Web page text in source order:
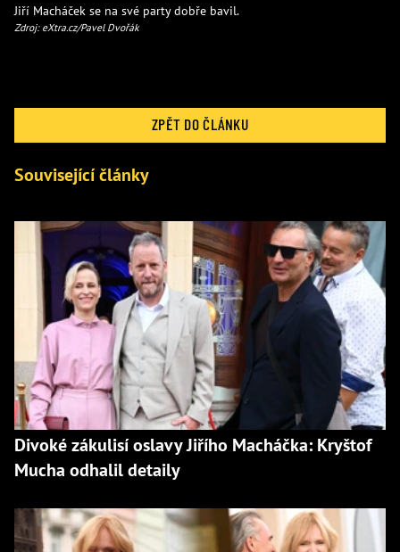
Jiří Macháček se na své party dobře bavil.
Zdroj: eXtra.cz/Pavel Dvořák
ZPĚT DO ČLÁNKU
Související články
Divoké zákulisí oslavy Jiřího Macháčka: Kryštof
Mucha odhalil detaily